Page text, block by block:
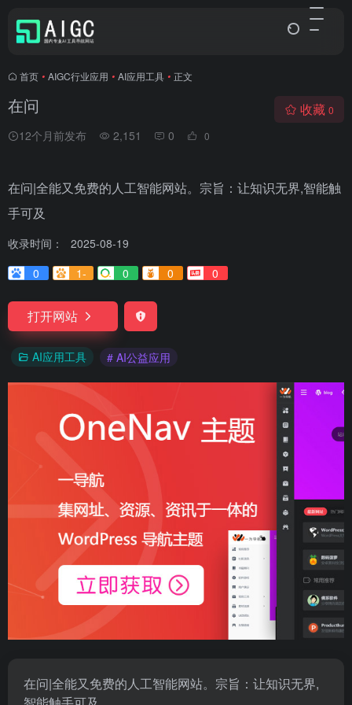
首页 • AIGC行业应用 • AI应用工具 • 正文
在问
12个月前发布 2,151 0 0
收藏 0
在问|全能又免费的人工智能网站。宗旨：让知识无界,智能触
手可及
收录时间：
2025-08-19
0
1- 0 0 0
打开网站
AI应用工具 # AI公益应用
在问|全能又免费的人工智能网站。宗旨：让知识无界,